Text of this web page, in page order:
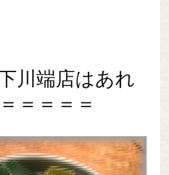
川端店はあれ
＝＝＝＝